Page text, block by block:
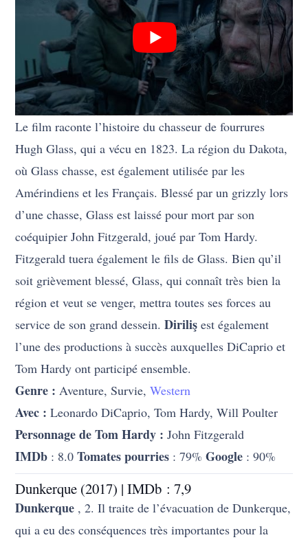
Le film raconte l’histoire du chasseur de fourrures
Hugh Glass, qui a vécu en 1823. La région du Dakota,
où Glass chasse, est également utilisée par les
Amérindiens et les Français. Blessé par un grizzly lors
d’une chasse, Glass est laissé pour mort par son
coéquipier John Fitzgerald, joué par Tom Hardy.
Fitzgerald tuera également le fils de Glass. Bien qu’il
soit grièvement blessé, Glass, qui connaît très bien la
région et veut se venger, mettra toutes ses forces au
service de son grand dessein.Diriliş est également
l’une des productions à succès auxquelles DiCaprio et
Tom Hardy ont participé ensemble.
Genre : Aventure, Survie,Western
Avec : Leonardo DiCaprio, Tom Hardy, Will Poulter
Personnage de Tom Hardy : John Fitzgerald
IMDb : 8.0Tomates pourries : 79%Google : 90%
Dunkerque (2017) | IMDb : 7,9
Dunkerque , 2. Il traite de l’évacuation de Dunkerque,
qui a eu des conséquences très importantes pour la